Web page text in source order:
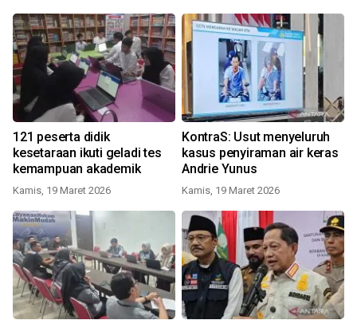
121 peserta didik
kesetaraan ikuti geladi tes
kemampuan akademik
Kamis, 19 Maret 2026
KontraS: Usut menyeluruh
kasus penyiraman air keras
Andrie Yunus
Kamis, 19 Maret 2026